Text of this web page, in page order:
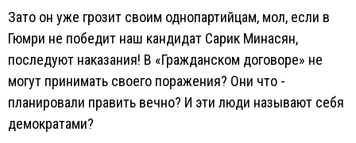
Зато он уже грозит своим однопартийцам, мол, если в
Гюмри не победит наш кандидат Сарик Минасян,
последуют наказания! В «Гражданском договоре» не
могут принимать своего поражения? Они что -
планировали править вечно? И эти люди называют себя
демократами?